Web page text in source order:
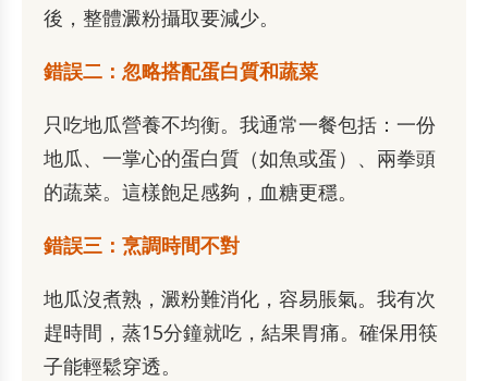
後，整體澱粉攝取要減少。
錯誤二：忽略搭配蛋白質和蔬菜
只吃地瓜營養不均衡。我通常一餐包括：一份
地瓜、一掌心的蛋白質（如魚或蛋）、兩拳頭
的蔬菜。這樣飽足感夠，血糖更穩。
錯誤三：烹調時間不對
地瓜沒煮熟，澱粉難消化，容易脹氣。我有次
趕時間，蒸15分鐘就吃，結果胃痛。確保用筷
子能輕鬆穿透。